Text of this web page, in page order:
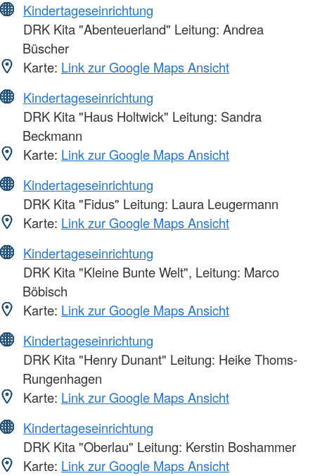
Kindertageseinrichtung
DRK Kita "Abenteuerland" Leitung: Andrea
Büscher
Karte: Link zur Google Maps Ansicht
Kindertageseinrichtung
DRK Kita "Haus Holtwick" Leitung: Sandra
Beckmann
Karte: Link zur Google Maps Ansicht
Kindertageseinrichtung
DRK Kita "Fidus" Leitung: Laura Leugermann
Karte: Link zur Google Maps Ansicht
Kindertageseinrichtung
DRK Kita "Kleine Bunte Welt", Leitung: Marco
Böbisch
Karte: Link zur Google Maps Ansicht
Kindertageseinrichtung
DRK Kita "Henry Dunant" Leitung: Heike Thoms-
Rungenhagen
Karte: Link zur Google Maps Ansicht
Kindertageseinrichtung
DRK Kita "Oberlau" Leitung: Kerstin Boshammer
Karte: Link zur Google Maps Ansicht